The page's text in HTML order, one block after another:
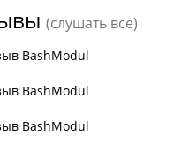
(слушать все)
BashModul
BashModul
BashModul